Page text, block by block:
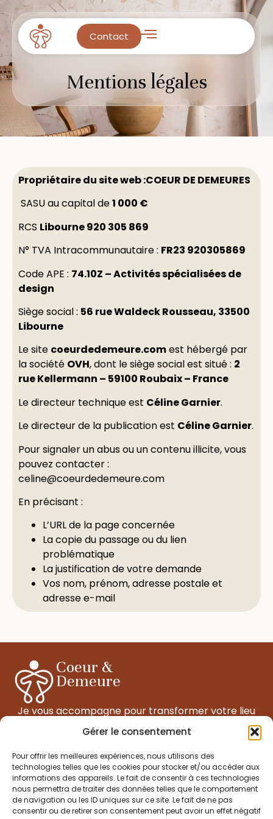
Gérer le consentement
Pour offrir les meilleures expériences, nous utilisons des
technologies telles que les cookies pour stocker et/ou accéder aux
informations des appareils. Le fait de consentir à ces technologies
nous permettra de traiter des données telles que le comportement
de navigation ou les ID uniques sur ce site. Le fait de ne pas
consentir ou de retirer son consentement peut avoir un effet négatif
Contact
Mentions légales
Propriétaire du site web :COEUR DE DEMEURES
SASU au capital de1 000 €
RCS Libourne 920 305 869
N° TVA Intracommunautaire : FR23 920305869
Code APE : 74.10Z – Activités spécialisées de
design
Siège social : 56 rue Waldeck Rousseau, 33500
Libourne
Le site coeurdedemeure.comest hébergé par
la société OVH, dont le siège social est situé : 2
rue Kellermann – 59100 Roubaix – France
Le directeur technique est Céline Garnier.
Le directeur de la publication est Céline Garnier.
Pour signaler un abus ou un contenu illicite, vous
pouvez contacter :
celine@coeurdedemeure.com
En précisant :
L’URL de la page concernée
La copie du passage ou du lien
problématique
La justification de votre demande
Vos nom, prénom, adresse postale et
adresse e-mail
Coeur &
Demeure
Je vous accompagne pour transformer votre lieu
de vie en un espace de régénération, d’ancrage et
Informations
celine@coeurdedemeure.com
celi.saturne@gmail.com